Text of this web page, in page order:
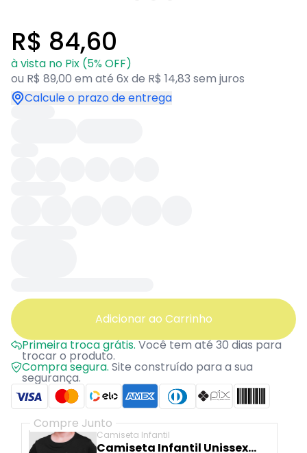
R$ 84,60
à vista no Pix (5% OFF)
ou R$ 89,00 em até 6x de R$ 14,83 sem juros
Calcule o prazo de entrega
Adicionar ao Carrinho
Primeira troca grátis.Você tem até 30 dias para
trocar o produto.
Compra segura. Site construído para a sua
segurança.
Compre Junto
Camiseta Infantil
Camiseta Infantil Unissex